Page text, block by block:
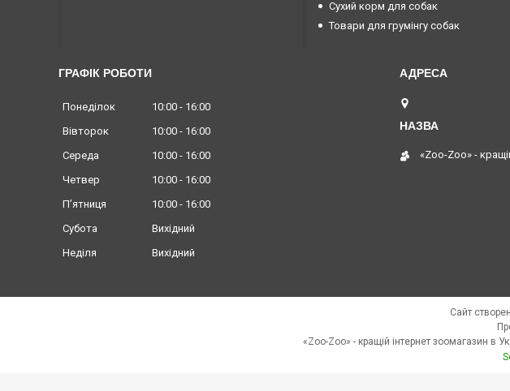
Сухий корм для собак
Товари для грумінгу собак
ГРАФІК РОБОТИ
Понеділок 10:00
16:00
Вівторок
10:00
16:00
Середа
10:00
16:00
Четвер
10:00
16:00
Пʼятниця
10:00
16:00
Субота
Вихідний
Неділя
Вихідний
«Zoo-Zoo» -
Сайт